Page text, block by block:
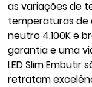
as variações de
temperaturas de
neutro 4.100K e
garantia e uma
LED Slim
retratam